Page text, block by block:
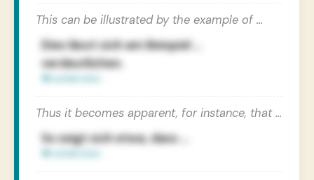
This can be illustrated by the example of …
Dies lässt sich am Beispiel …
verdeutlichen.
Thus it becomes apparent, for instance, that …
So zeigt sich etwa, dass …